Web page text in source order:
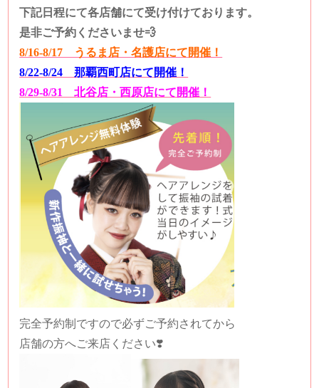
下記日程にて各店舗にて受け付けております。
是非ご予約くださいませ💨
8/16-8/17 うるま店・名護店にて開催！
8/22-8/24 那覇西町店にて開催！
8/29-8/31 北谷店・西原店にて開催！
完全予約制ですので必ずご予約されてから
店舗の方へご来店ください❣️